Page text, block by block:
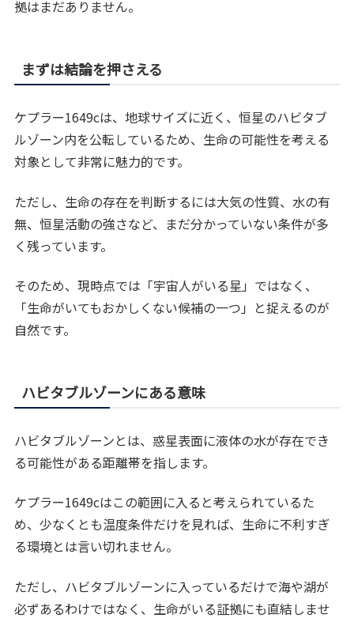
拠はまだありません。
まずは結論を押さえる
ケプラー1649cは、地球サイズに近く、恒星のハビタブ
ルゾーン内を公転しているため、生命の可能性を考える
対象として非常に魅力的です。
ただし、生命の存在を判断するには大気の性質、水の有
無、恒星活動の強さなど、まだ分かっていない条件が多
く残っています。
そのため、現時点では「宇宙人がいる星」ではなく、
「生命がいてもおかしくない候補の一つ」と捉えるのが
自然です。
ハビタブルゾーンにある意味
ハビタブルゾーンとは、惑星表面に液体の水が存在でき
る可能性がある距離帯を指します。
ケプラー1649cはこの範囲に入ると考えられているた
め、少なくとも温度条件だけを見れば、生命に不利すぎ
る環境とは言い切れません。
ただし、ハビタブルゾーンに入っているだけで海や湖が
必ずあるわけではなく、生命がいる証拠にも直結しませ